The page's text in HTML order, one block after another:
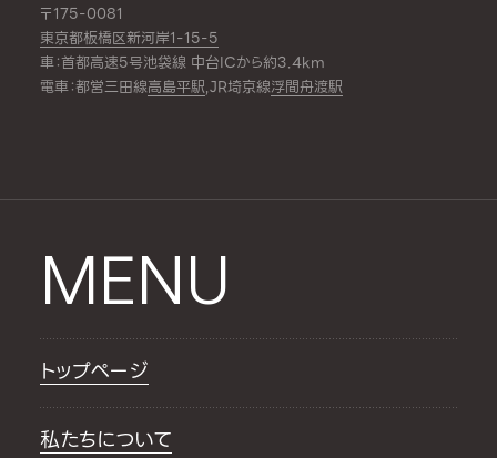
〒175-0081
東京都板橋区新河岸1-15-5
車：首都高速5号池袋線 中台ICから約3.4km
電車：都営三田線高島平駅,JR埼京線浮間舟渡駅
MENU
トップページ
私たちについて